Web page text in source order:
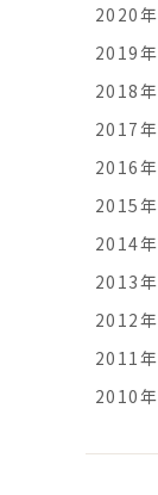
2020年
2019年
2018年
2017年
2016年
2015年
2014年
2013年
2012年
2011年
2010年